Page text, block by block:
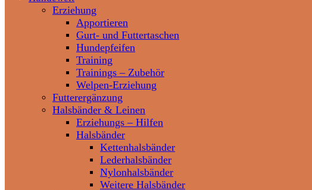
Erziehung
Apportieren
Gurt- und Futtertaschen
Hundepfeifen
Training
Trainings – Zubehör
Welpen-Erziehung
Futterergänzung
Halsbänder & Leinen
Erziehungs – Hilfen
Halsbänder
Kettenhalsbänder
Lederhalsbänder
Nylonhalsbänder
Weitere Halsbänder